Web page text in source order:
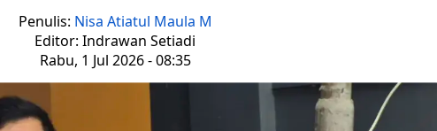
Penulis: Nisa Atiatul Maula M
Editor: Indrawan Setiadi
Rabu, 1 Jul 2026 - 08:35